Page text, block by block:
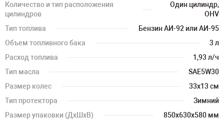
Количество и тип расположения
цилиндров
Один цилиндр,
OHV
Тип топлива
Бензин АИ-92 или АИ-95
Объем топливного бака
3 л
Расход топлива
1,93 л/ч
Тип масла
SAE5W30
Размер колес
33х13 см
Тип протектора
Зимний
Размер упаковки (ДхШхВ)
850х630х580 мм